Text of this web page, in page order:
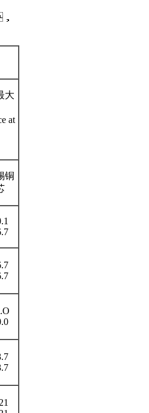
大
at
铜